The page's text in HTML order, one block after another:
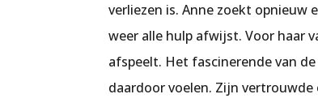
verliezen is. Anne zoekt opnieuw
weer alle hulp afwijst. Voor haar
afspeelt. Het fascinerende van
daardoor voelen. Zijn